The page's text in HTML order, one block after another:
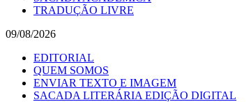
TRADUÇÃO LIVRE
09/08/2026
EDITORIAL
QUEM SOMOS
ENVIAR TEXTO E IMAGEM
SACADA LITERÁRIA EDIÇÃO DIGITAL